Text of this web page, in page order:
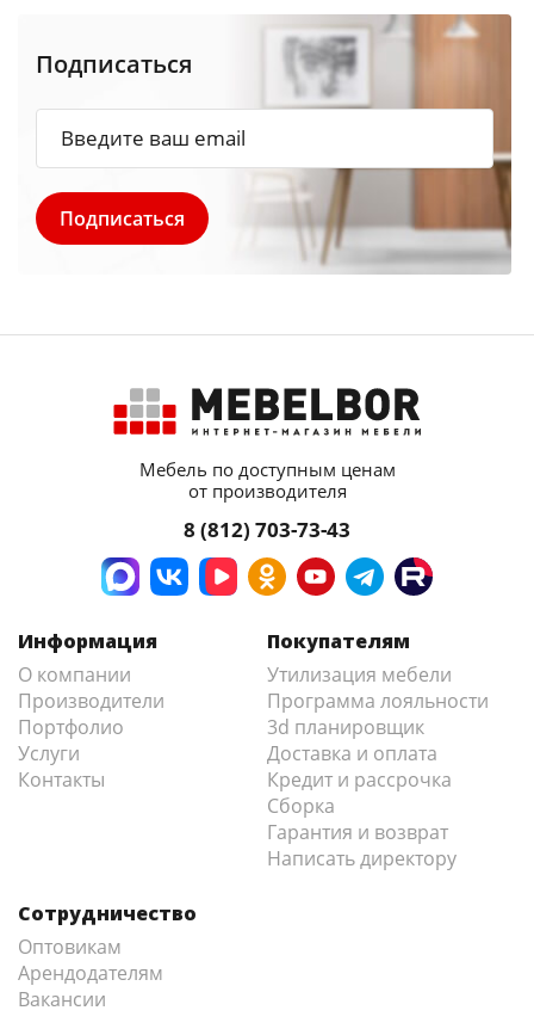
Подписаться
Мебель по доступным ценам
от производителя
8 (812) 703-73-43
Информация
О компании
Производители
Портфолио
Услуги
Контакты
Покупателям
Утилизация мебели
Программа лояльности
3d планировщик
Доставка и оплата
Кредит и рассрочка
Сборка
Гарантия и возврат
Написать директору
Сотрудничество
Оптовикам
Арендодателям
Вакансии